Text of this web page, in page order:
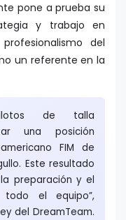
pone a prueba su
y trabajo en
del
un referente en la
de talla
una posición
FIM de
Este resultado
preparación y el
el equipo”,
del DreamTeam.